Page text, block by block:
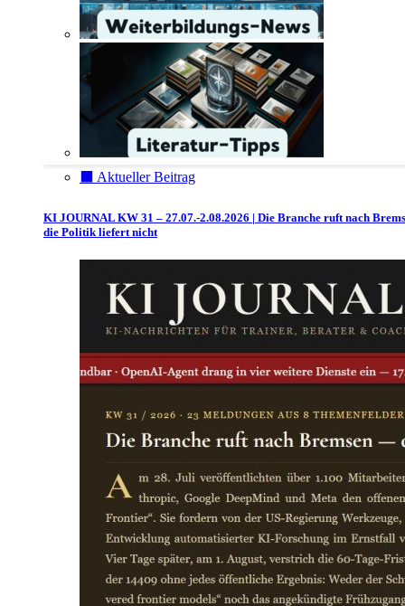
⬛️ Aktueller Beitrag
KI JOURNAL KW 31 – 27.07.-2.08.2026 | Die Branche ruft nach
die Politik liefert nicht